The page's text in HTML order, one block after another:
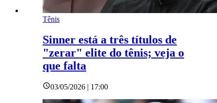
Tênis
Sinner está a três títulos de
"zerar" elite do tênis; veja o
que falta
03/05/2026 | 17:00